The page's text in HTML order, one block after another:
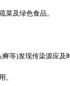
菜及绿色食品。
等)发现传染源应及
。